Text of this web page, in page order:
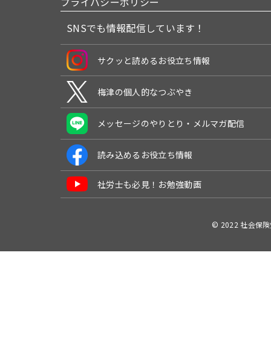
SNSでも情報配信しています！
サクッと読めるお役立ち情報
梅津の個人的なつぶやき
メッセージのやりとり・メルマガ配信
読み込めるお役立ち情報
社労士も必見！お勉強動画
© 2022 社会保